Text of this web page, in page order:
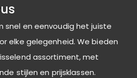
snel en eenvoudig het juiste
elke gelegenheid. We bieden
assortiment, met
stijlen en prijsklassen.